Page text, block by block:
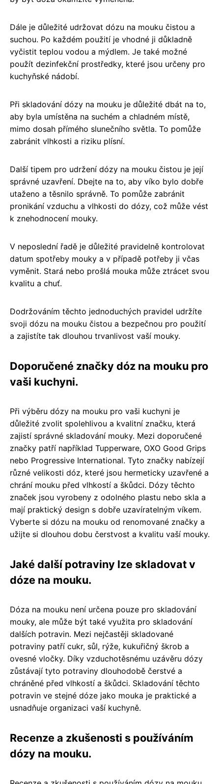
Dále je důležité udržovat dózu na mouku čistou a
suchou. Po každém použití je vhodné ji důkladně
vyčistit teplou vodou a mýdlem. Je také možné
použít dezinfekční prostředky, které jsou určeny pro
kuchyňské nádobí.
Při skladování dózy na mouku je důležité dbát na to,
aby byla umístěna na suchém a chladném místě,
mimo dosah přímého slunečního světla. To pomůže
zabránit vlhkosti a riziku plísní.
Další tipem pro udržení dózy na mouku čistou je její
správné uzavření. Dbejte na to, aby víko bylo dobře
utaženo a těsnilo správně. To pomůže zabránit
pronikání vzduchu a vlhkosti do dózy, což může vést
k znehodnocení mouky.
V neposlední řadě je důležité pravidelně kontrolovat
datum spotřeby mouky a v případě potřeby ji včas
vyměnit. Stará nebo prošlá mouka může ztrácet svou
kvalitu a chuť.
Dodržováním těchto jednoduchých pravidel udržíte
svoji dózu na mouku čistou a bezpečnou pro použití
a zajistíte tak dlouhou trvanlivost vaší mouky.
Doporučené značky dóz na mouku pro
vaši kuchyni.
Při výběru dózy na mouku pro vaši kuchyni je
důležité zvolit spolehlivou a kvalitní značku, která
zajistí správné skladování mouky. Mezi doporučené
značky patří například Tupperware, OXO Good Grips
nebo Progressive International. Tyto značky nabízejí
různé velikosti dóz, které jsou hermeticky uzavřené a
chrání mouku před vlhkostí a škůdci. Dózy těchto
značek jsou vyrobeny z odolného plastu nebo skla a
mají praktický design s dobře uzavíratelným víkem.
Vyberte si dózu na mouku od renomované značky a
užijte si dlouhou dobu čerstvost a kvalitu vaší mouky.
Jaké další potraviny lze skladovat v
dóze na mouku.
Dóza na mouku není určena pouze pro skladování
mouky, ale může být také využita pro skladování
dalších potravin. Mezi nejčastěji skladované
potraviny patří cukr, sůl, rýže, kukuřičný škrob a
ovesné vločky. Díky vzduchotěsnému uzávěru dózy
zůstávají tyto potraviny dlouhodobě čerstvé a
chráněné před vlhkostí a škůdci. Skladování těchto
potravin ve stejné dóze jako mouka je praktické a
usnadňuje organizaci vaší kuchyně.
Recenze a zkušenosti s používáním
dózy na mouku.